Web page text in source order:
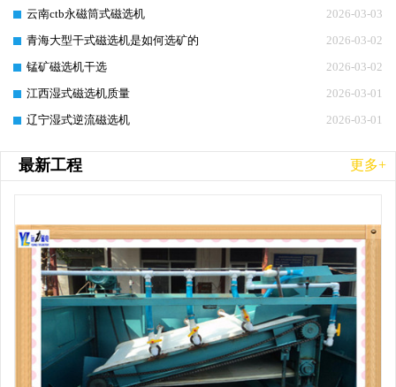
2026-03-03
云南ctb永磁筒式磁选机
2026-03-02
青海大型干式磁选机是如何选矿的
2026-03-02
锰矿磁选机干选
2026-03-01
江西湿式磁选机质量
2026-03-01
辽宁湿式逆流磁选机
最新工程 更多+